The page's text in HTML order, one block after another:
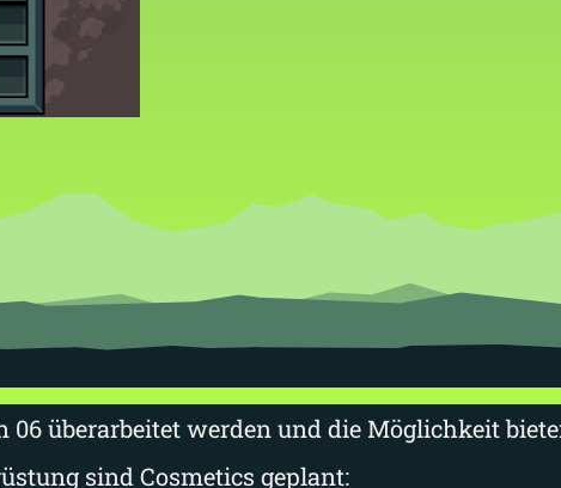
06 überarbeitet werden und die Möglichkeit
sind Cosmetics geplant: